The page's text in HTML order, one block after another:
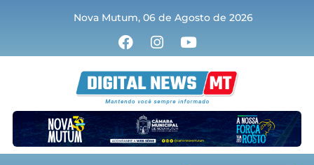
Nova Mutum, 06 de Agosto de 2026